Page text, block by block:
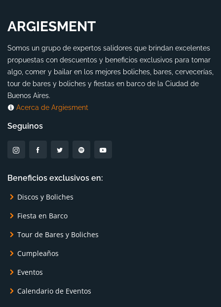
ARGIESMENT
Somos un grupo de expertos salidores que brindan excelentes
propuestas con descuentos y beneficios exclusivos para tomar
algo, comer y bailar en los mejores boliches, bares, cervecerías,
tour de bares y boliches y fiestas en barco de la Ciudad de
Buenos Aires.
Acerca de Argiesment
Seguinos
Beneficios exclusivos en:
Discos y Boliches
Fiesta en Barco
Tour de Bares y Boliches
Cumpleaños
Eventos
Calendario de Eventos